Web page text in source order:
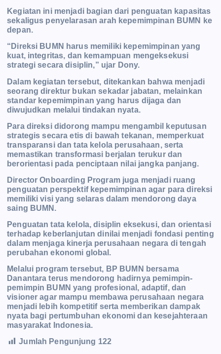
Kegiatan ini menjadi bagian dari penguatan kapasitas
sekaligus penyelarasan arah kepemimpinan BUMN ke
depan.
“Direksi BUMN harus memiliki kepemimpinan yang
kuat, integritas, dan kemampuan mengeksekusi
strategi secara disiplin,” ujar Dony.
Dalam kegiatan tersebut, ditekankan bahwa menjadi
seorang direktur bukan sekadar jabatan, melainkan
standar kepemimpinan yang harus dijaga dan
diwujudkan melalui tindakan nyata.
Para direksi didorong mampu mengambil keputusan
strategis secara etis di bawah tekanan, memperkuat
transparansi dan tata kelola perusahaan, serta
memastikan transformasi berjalan terukur dan
berorientasi pada penciptaan nilai jangka panjang.
Director Onboarding Program juga menjadi ruang
penguatan perspektif kepemimpinan agar para direksi
memiliki visi yang selaras dalam mendorong daya
saing BUMN.
Penguatan tata kelola, disiplin eksekusi, dan orientasi
terhadap keberlanjutan dinilai menjadi fondasi penting
dalam menjaga kinerja perusahaan negara di tengah
perubahan ekonomi global.
Melalui program tersebut, BP BUMN bersama
Danantara terus mendorong hadirnya pemimpin-
pemimpin BUMN yang profesional, adaptif, dan
visioner agar mampu membawa perusahaan negara
menjadi lebih kompetitif serta memberikan dampak
nyata bagi pertumbuhan ekonomi dan kesejahteraan
masyarakat Indonesia.
Jumlah Pengunjung 122